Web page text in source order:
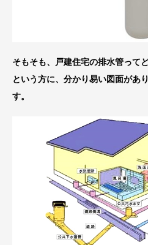
そもそも、戸建住宅の排水管って
という方に、分かり易い図面があ
す。